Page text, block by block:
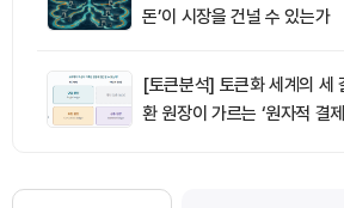
돈’이 시장을 건널 수 있는가
[토큰분석] 토큰화 세계의 세
환 원장이 가르는 ‘원자적 결